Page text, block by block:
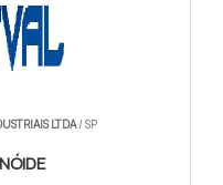
LTDA/ SP